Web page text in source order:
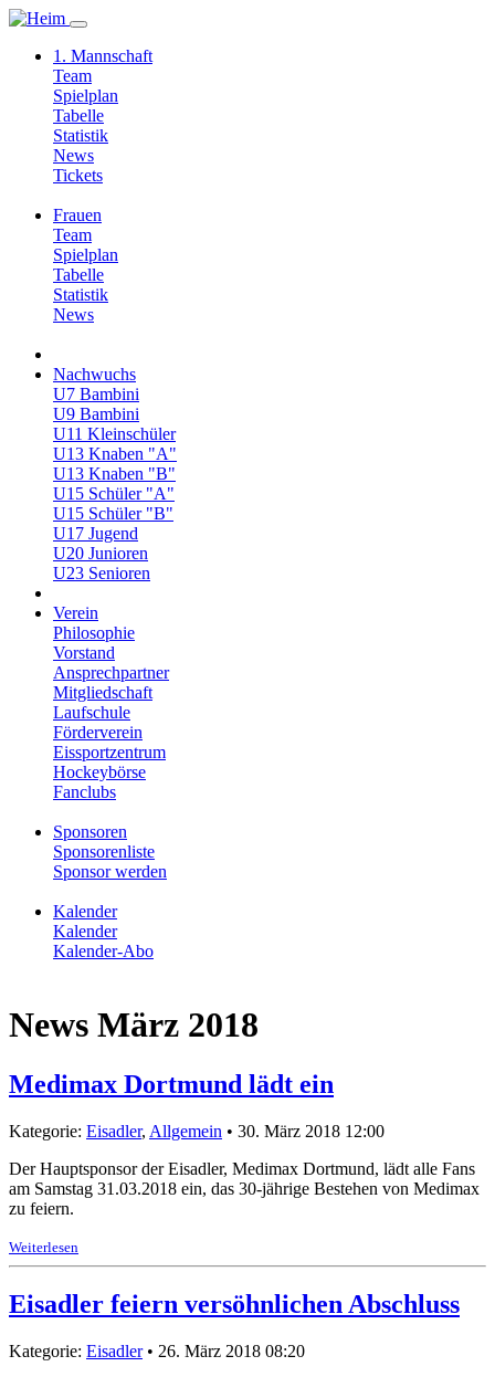
1. Mannschaft
Team
Spielplan
Tabelle
Statistik
News
Tickets
Frauen
Team
Spielplan
Tabelle
Statistik
News
Nachwuchs
U7 Bambini
U9 Bambini
U11 Kleinschüler
U13 Knaben "A"
U13 Knaben "B"
U15 Schüler "A"
U15 Schüler "B"
U17 Jugend
U20 Junioren
U23 Senioren
Verein
Philosophie
Vorstand
Ansprechpartner
Mitgliedschaft
Laufschule
Förderverein
Eissportzentrum
Hockeybörse
Fanclubs
Sponsoren
Sponsorenliste
Sponsor werden
Kalender
Kalender
Kalender-Abo
News März 2018
Medimax Dortmund lädt ein
Kategorie: Eisadler, Allgemein • 30. März 2018 12:00
Der Hauptsponsor der Eisadler, Medimax Dortmund, lädt alle Fans
am Samstag 31.03.2018 ein, das 30-jährige Bestehen von Medimax
zu feiern.
Weiterlesen
Eisadler feiern versöhnlichen Abschluss
Kategorie: Eisadler• 26. März 2018 08:20